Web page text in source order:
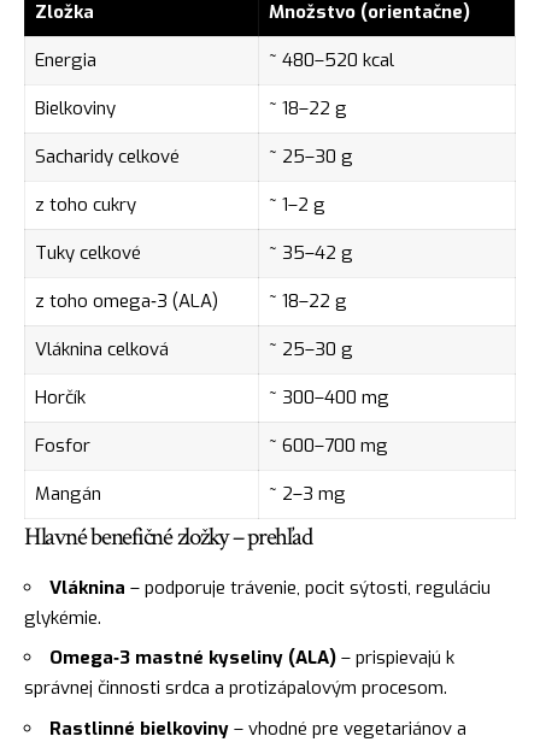
Zložka
Množstvo (orientačne)
Energia
~ 480–520 kcal
Bielkoviny
~ 18–22 g
Sacharidy celkové
~ 25–30 g
z toho cukry
~ 1–2 g
Tuky celkové
~ 35–42 g
z toho omega‑3 (ALA)
~ 18–22 g
Vláknina celková
~ 25–30 g
Horčík
~ 300–400 mg
Fosfor
~ 600–700 mg
Mangán
~ 2–3 mg
Hlavné benefičné zložky – prehľad
Vláknina – podporuje trávenie, pocit sýtosti, reguláciu
glykémie.
Omega‑3 mastné kyseliny (ALA) – prispievajú k
správnej činnosti srdca a protizápalovým procesom.
Rastlinné bielkoviny – vhodné pre vegetariánov a